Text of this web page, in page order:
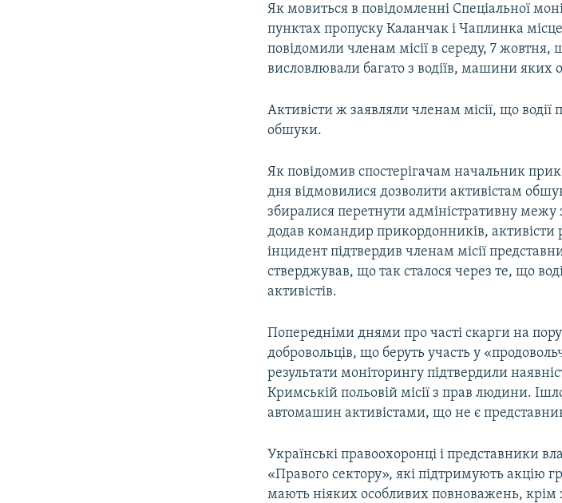
Як мовиться в повідомленні Спеціальної
пунктах пропуску Каланчак і Чаплинка
повідомили членам місії в середу, 7 жовтня,
висловлювали багато з водіїв, машини яких
Активісти ж заявляли членам місії, що
обшуки.
Як повідомив спостерігачам начальник
дня відмовилися дозволити активістам
збиралися перетнути адміністративну
додав командир прикордонників,
інцидент підтвердив членам місії
стверджував, що так сталося через те, що
активістів.
Попередніми днями про часті скарги на
добровольців, що беруть участь у
результати моніторингу підтвердили
Кримській польовій місії з прав людини.
автомашин активістами, що не є
Українські правоохоронці і представники
«Правого сектору», які підтримують акцію
мають ніяких особливих повноважень, крім